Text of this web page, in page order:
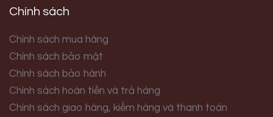
Chính sách
Chính sách mua hàng
Chính sách bảo mật
Chính sách bảo hành
Chính sách hoàn tiền và trả hàng
Chính sách giao hàng, kiểm hàng và thanh toán